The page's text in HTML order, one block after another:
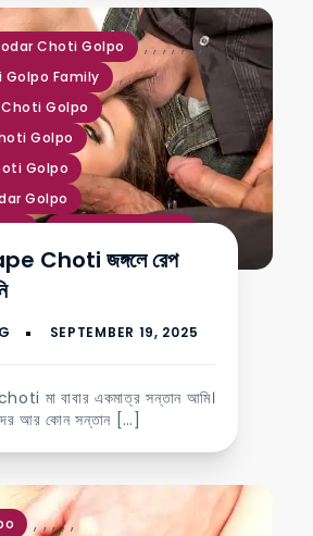
Choti Golpo ,
Family
,
Golpo
,
Golpo
,
Golpo
,
Golpo
,,
Sotti Choti Golpo
,,
বাংলা চুদাচুদির চটি গল্প
Choti জঙ্গলে রেপ
মা বাবার একমাত্র সন্তান আমি।
আর কোন সন্তান […]
,,,,,